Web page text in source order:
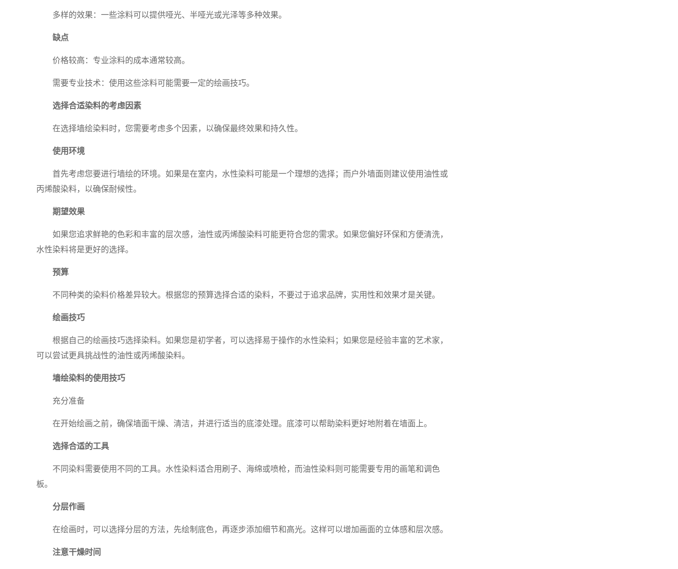
多样的效果：一些涂料可以提供哑光、半哑光或光泽等多种效果。
缺点
价格较高：专业涂料的成本通常较高。
需要专业技术：使用这些涂料可能需要一定的绘画技巧。
选择合适染料的考虑因素
在选择墙绘染料时，您需要考虑多个因素，以确保最终效果和持久性。
使用环境
首先考虑您要进行墙绘的环境。如果是在室内，水性染料可能是一个理想的选择；而户外墙面则建议使用油性或
丙烯酸染料，以确保耐候性。
期望效果
如果您追求鲜艳的色彩和丰富的层次感，油性或丙烯酸染料可能更符合您的需求。如果您偏好环保和方便清洗，
水性染料将是更好的选择。
预算
不同种类的染料价格差异较大。根据您的预算选择合适的染料，不要过于追求品牌，实用性和效果才是关键。
绘画技巧
根据自己的绘画技巧选择染料。如果您是初学者，可以选择易于操作的水性染料；如果您是经验丰富的艺术家，
可以尝试更具挑战性的油性或丙烯酸染料。
墙绘染料的使用技巧
充分准备
在开始绘画之前，确保墙面干燥、清洁，并进行适当的底漆处理。底漆可以帮助染料更好地附着在墙面上。
选择合适的工具
不同染料需要使用不同的工具。水性染料适合用刷子、海绵或喷枪，而油性染料则可能需要专用的画笔和调色
板。
分层作画
在绘画时，可以选择分层的方法，先绘制底色，再逐步添加细节和高光。这样可以增加画面的立体感和层次感。
注意干燥时间